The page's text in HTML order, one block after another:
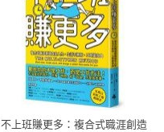
不上班賺更多：複合式職涯創造